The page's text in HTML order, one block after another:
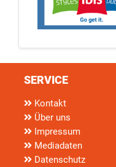
SERVICE
Kontakt
Über uns
Impressum
Mediadaten
Datenschutz